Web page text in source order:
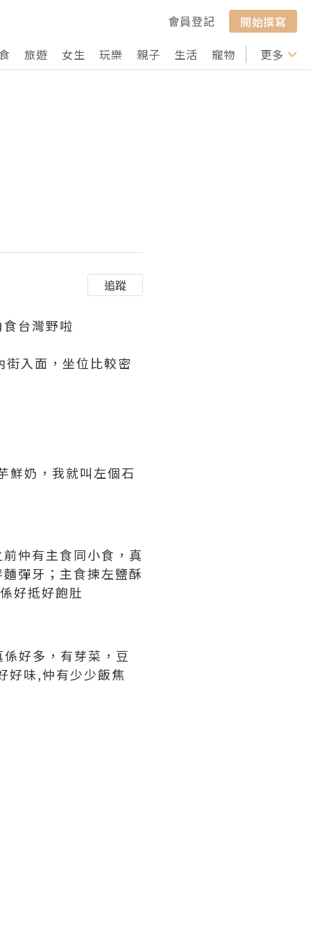
會員登記
開始撰寫
旅遊 女生 玩樂 親子 生活 寵物 行山 打卡
更多
追蹤
台灣野啦
入面，坐位比較密
鮮奶，我就叫左個石
仲有主食同小食，真
彈牙；主食揀左鹽酥
好抵好飽肚
好多，有芽菜，豆
好味,仲有少少飯焦